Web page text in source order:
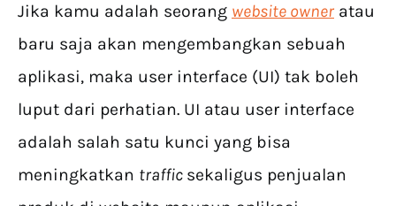
Jika kamu adalah seorang website owner atau
baru saja akan mengembangkan sebuah
aplikasi, maka user interface (UI) tak boleh
luput dari perhatian. UI atau user interface
adalah salah satu kunci yang bisa
meningkatkan traffic sekaligus penjualan